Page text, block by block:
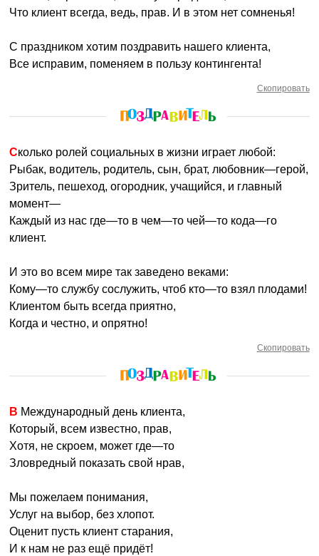
Что клиент всегда, ведь, прав. И в этом нет сомненья!
С праздником хотим поздравить нашего клиента,
Все исправим, поменяем в пользу контингента!
Скопировать
Сколько ролей социальных в жизни играет любой:
Рыбак, водитель, родитель, сын, брат, любовник—герой,
Зритель, пешеход, огородник, учащийся, и главный
момент—
Каждый из нас где—то в чем—то чей—то кода—го
клиент.
И это во всем мире так заведено веками:
Кому—то службу сослужить, чтоб кто—то взял плодами!
Клиентом быть всегда приятно,
Когда и честно, и опрятно!
Скопировать
В Международный день клиента,
Который, всем известно, прав,
Хотя, не скроем, может где—то
Зловредный показать свой нрав,
Мы пожелаем понимания,
Услуг на выбор, без хлопот.
Оценит пусть клиент старания,
И к нам не раз ещё придёт!